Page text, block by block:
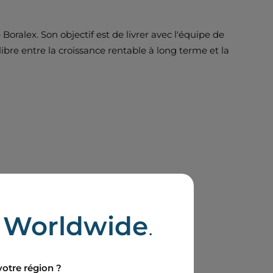
Son objectif est de livrer avec l'équipe de
entre la croissance rentable à long terme et la
Worldwide.
région ?